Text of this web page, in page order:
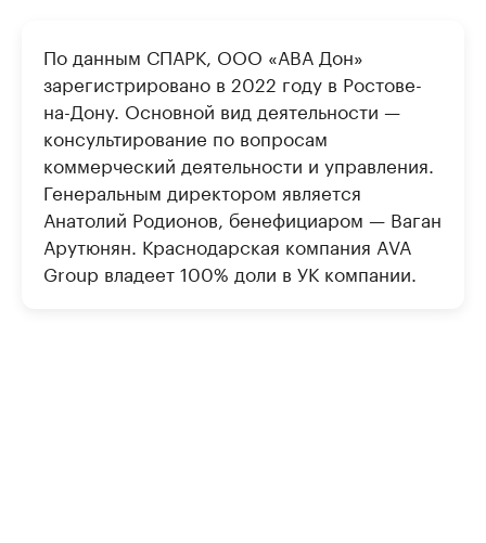
По данным СПАРК, ООО «АВА Дон»
зарегистрировано в 2022 году в Ростове-
на-Дону. Основной вид деятельности —
консультирование по вопросам
коммерческий деятельности и управления.
Генеральным директором является
Анатолий Родионов, бенефициаром — Ваган
Арутюнян. Краснодарская компания AVA
Group владеет 100% доли в УК компании.